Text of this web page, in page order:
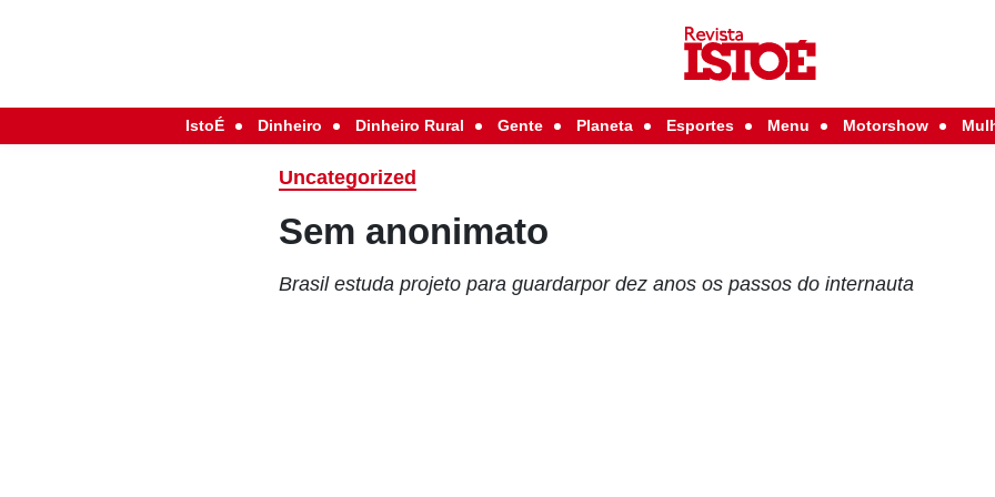
IstoÉ Dinheiro Dinheiro Rural Gente Planeta Esportes Menu Motorshow
Uncategorized
Sem anonimato
Brasil estuda projeto para guardarpor dez anos os passos do internauta